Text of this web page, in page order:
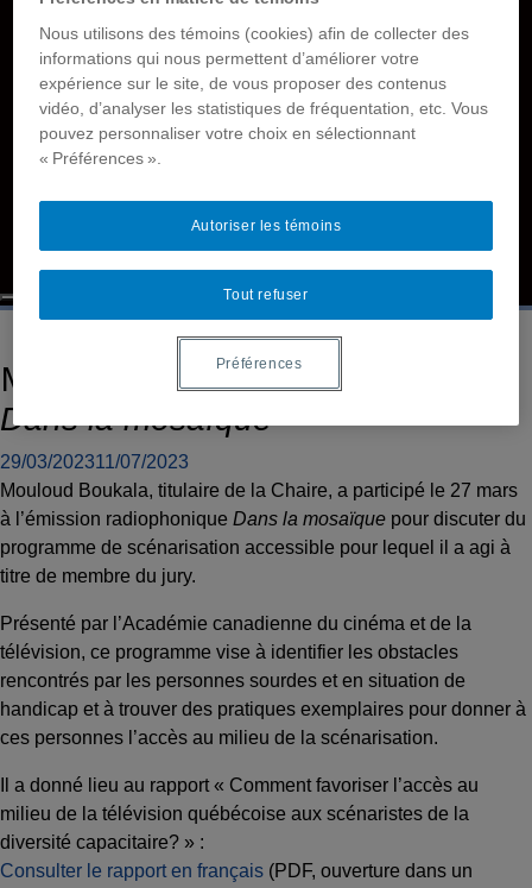
Films
Rapports
Membres
Nous joindre
Accessibilité
Base de données sur le handicap et la sourditude
Tutoriels
Français simplifié
Mouloud Boukala de passage à
Dans la mosaïque
29/03/202311/07/2023
Mouloud Boukala, titulaire de la Chaire, a participé le 27 mars
à l’émission radiophonique Dans la mosaïque pour discuter du
programme de scénarisation accessible pour lequel il a agi à
titre de membre du jury.
Présenté par l’Académie canadienne du cinéma et de la
télévision, ce programme vise à identifier les obstacles
rencontrés par les personnes sourdes et en situation de
handicap et à trouver des pratiques exemplaires pour donner à
ces personnes l’accès au milieu de la scénarisation.
Il a donné lieu au rapport « Comment favoriser l’accès au
milieu de la télévision québécoise aux scénaristes de la
diversité capacitaire? » :
Consulter le rapport en français (PDF, ouverture dans un
Nous utilisons des témoins (cookies) afin de collecter des
informations qui nous permettent d’améliorer votre
expérience sur le site, de vous proposer des contenus
vidéo, d’analyser les statistiques de fréquentation, etc. Vous
pouvez personnaliser votre choix en sélectionnant
« Préférences ».
Tout refuser
Autoriser les témoins
Préférences